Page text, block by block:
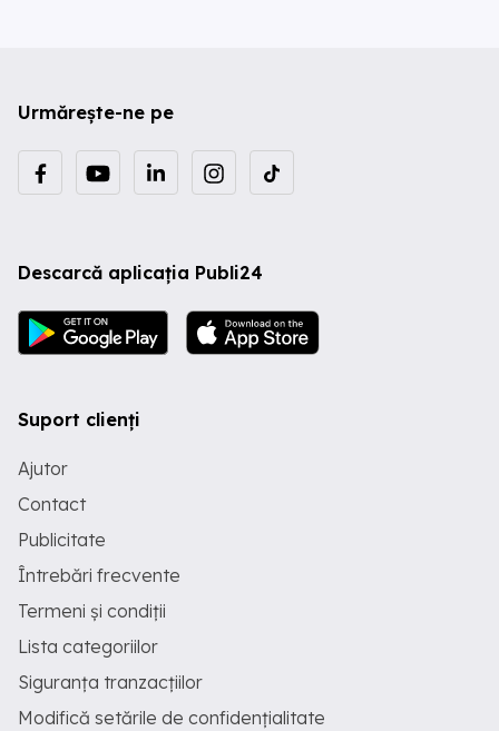
Urmărește-ne pe
Descarcă aplicația Publi24
Suport clienți
Ajutor
Contact
Publicitate
Întrebări frecvente
Termeni și condiții
Lista categoriilor
Siguranța tranzacțiilor
Modifică setările de confidențialitate